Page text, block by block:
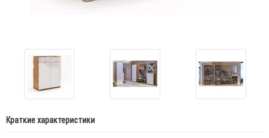
Краткие характеристики